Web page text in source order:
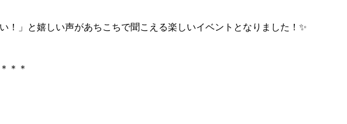
！」と嬉しい声があちこちで聞こえる楽しいイベントとなりました！✨
＊＊